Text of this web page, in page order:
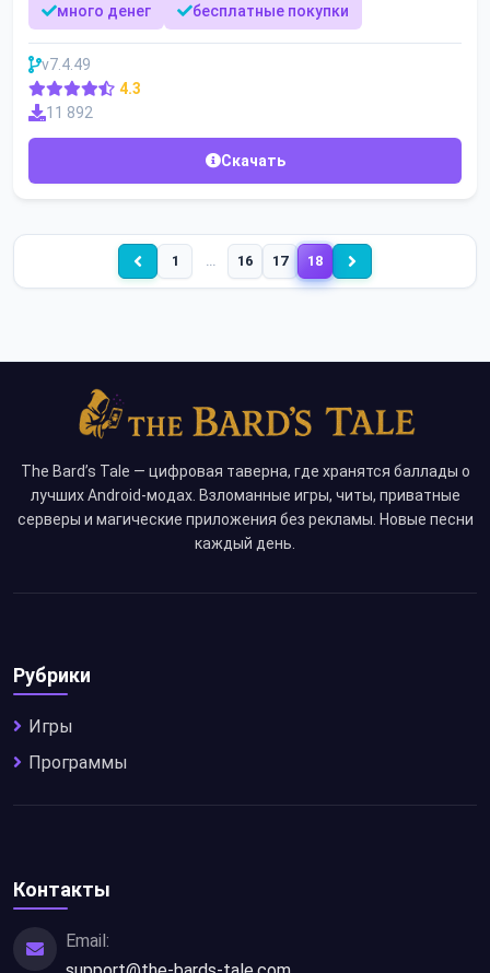
много денег бесплатные покупки
v7.4.49
4.3
11 892
Скачать
1 … 16 17 18
The Bard’s Tale — цифровая таверна, где хранятся баллады о
лучших Android-модах. Взломанные игры, читы, приватные
серверы и магические приложения без рекламы. Новые песни
каждый день.
Рубрики
Игры
Программы
Контакты
Email: